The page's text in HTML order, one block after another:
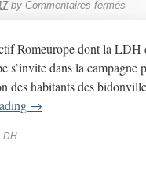
by Commentaires fermés
Romeurope dont la
s’invite dans la
des habitants des
→